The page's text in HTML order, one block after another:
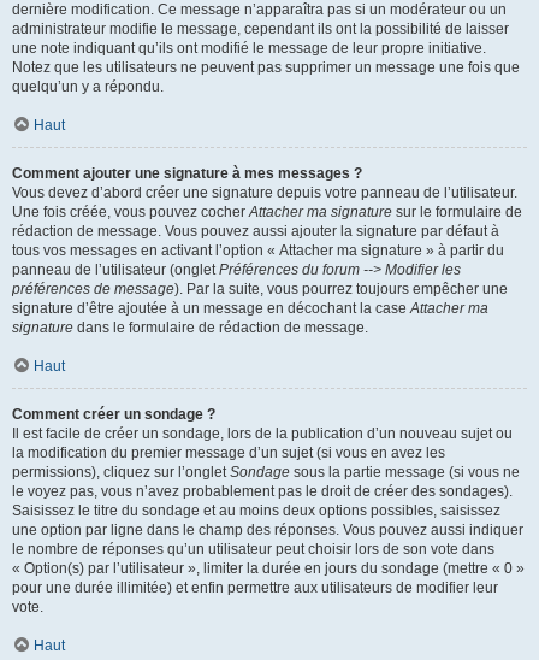
dernière modification. Ce message n’apparaîtra pas si un modérateur ou un
administrateur modifie le message, cependant ils ont la possibilité de laisser
une note indiquant qu’ils ont modifié le message de leur propre initiative.
Notez que les utilisateurs ne peuvent pas supprimer un message une fois que
quelqu’un y a répondu.
Haut
Comment ajouter une signature à mes messages ?
Vous devez d’abord créer une signature depuis votre panneau de l’utilisateur.
Une fois créée, vous pouvez cocherAttacher ma signature sur le formulaire de
rédaction de message. Vous pouvez aussi ajouter la signature par défaut à
tous vos messages en activant l’option « Attacher ma signature » à partir du
panneau de l’utilisateur (ongletPréférences du forum --> Modifier les
préférences de message). Par la suite, vous pourrez toujours empêcher une
signature d’être ajoutée à un message en décochant la caseAttacher ma
signature dans le formulaire de rédaction de message.
Haut
Comment créer un sondage ?
Il est facile de créer un sondage, lors de la publication d’un nouveau sujet ou
la modification du premier message d’un sujet (si vous en avez les
permissions), cliquez sur l’ongletSondage sous la partie message (si vous ne
le voyez pas, vous n’avez probablement pas le droit de créer des sondages).
Saisissez le titre du sondage et au moins deux options possibles, saisissez
une option par ligne dans le champ des réponses. Vous pouvez aussi indiquer
le nombre de réponses qu’un utilisateur peut choisir lors de son vote dans
« Option(s) par l’utilisateur », limiter la durée en jours du sondage (mettre « 0 »
pour une durée illimitée) et enfin permettre aux utilisateurs de modifier leur
vote.
Haut